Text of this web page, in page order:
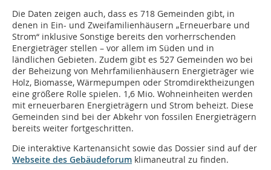
Die Daten zeigen auch, dass es 718 Gemeinden gibt, in
denen in Ein- und Zweifamilienhäusern „Erneuerbare und
Strom“ inklusive Sonstige bereits den vorherrschenden
Energieträger stellen – vor allem im Süden und in
ländlichen Gebieten. Zudem gibt es 527 Gemeinden wo bei
der Beheizung von Mehrfamilienhäusern Energieträger wie
Holz, Biomasse, Wärmepumpen oder Stromdirektheizungen
eine größere Rolle spielen. 1,6 Mio. Wohneinheiten werden
mit erneuerbaren Energieträgern und Strom beheizt. Diese
Gemeinden sind bei der Abkehr von fossilen Energieträgern
bereits weiter fortgeschritten.
Die interaktive Kartenansicht sowie das Dossier sind auf der
Webseite des Gebäudeforum klimaneutral zu finden.